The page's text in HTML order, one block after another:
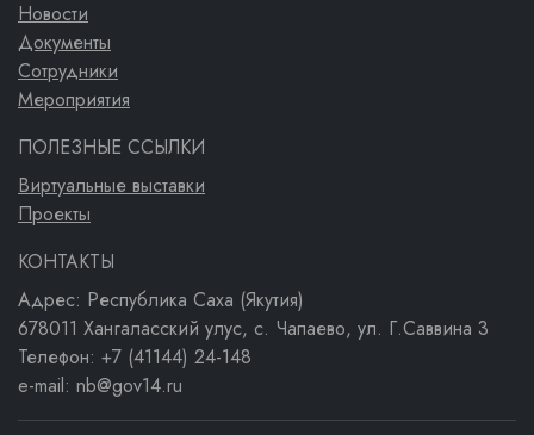
Новости
Документы
Сотрудники
Мероприятия
ПОЛЕЗНЫЕ ССЫЛКИ
Виртуальные выставки
Проекты
КОНТАКТЫ
Адрес: Республика Саха (Якутия)
678011 Хангаласский улус, с. Чапаево, ул. Г.Саввина 3
Телефон: +7 (41144) 24-148
e-mail: nb@gov14.ru